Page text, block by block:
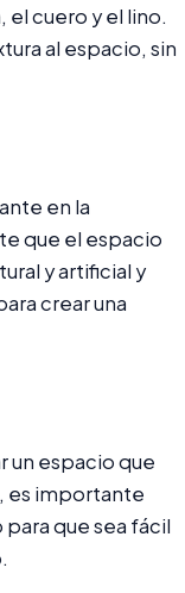
el cuero y el lino.
al espacio, sin
en la
que el espacio
y artificial y
crear una
un espacio que
es importante
que sea fácil